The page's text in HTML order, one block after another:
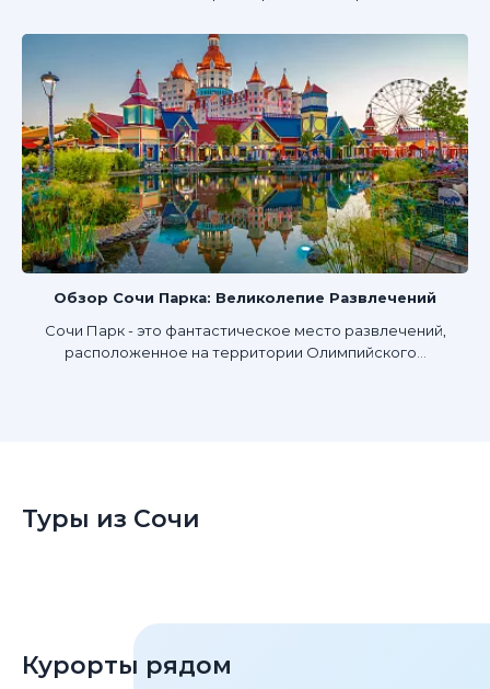
Обзор Сочи Парка: Великолепие Развлечений
Сочи Парк - это фантастическое место развлечений,
расположенное на территории Олимпийского...
Туры из Сочи
Курорты рядом